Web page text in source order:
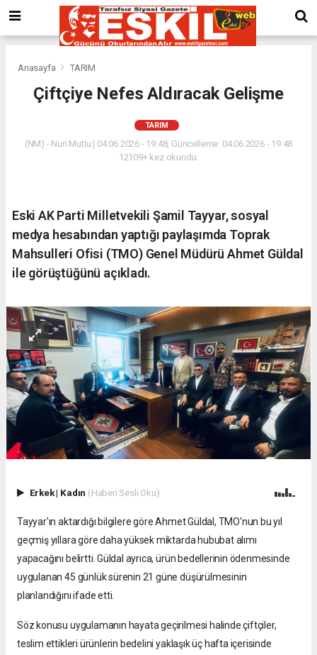
Anasayfa TARIM
Çiftçiye Nefes Aldıracak Gelişme
TARIM
(NM) - Nuri Mutlu | 04.06.2026 - 19:48, Güncelleme: 04.06.2026 - 19:48
12109+ kez okundu.
Eski AK Parti Milletvekili Şamil Tayyar, sosyal
medya hesabından yaptığı paylaşımda Toprak
Mahsulleri Ofisi (TMO) Genel Müdürü Ahmet Güldal
ile görüştüğünü açıkladı.
Erkek| Kadın (Haberi Sesli Oku)
Tayyar'ın aktardığı bilgilere göre Ahmet Güldal, TMO'nun bu yıl
geçmiş yıllara göre daha yüksek miktarda hububat alımı
yapacağını belirtti. Güldal ayrıca, ürün bedellerinin ödenmesinde
uygulanan 45 günlük sürenin 21 güne düşürülmesinin
planlandığını ifade etti.
Söz konusu uygulamanın hayata geçirilmesi halinde çiftçiler,
teslim ettikleri ürünlerin bedelini yaklaşık üç hafta içerisinde